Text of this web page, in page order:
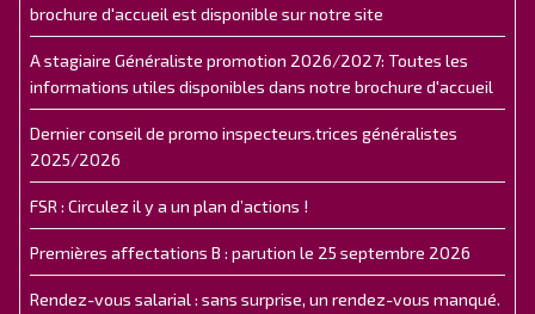
brochure d'accueil est disponible sur notre site
A stagiaire Généraliste promotion 2026/2027: Toutes les
informations utiles disponibles dans notre brochure d'accueil
Dernier conseil de promo inspecteurs.trices généralistes
2025/2026
FSR : Circulez il y a un plan d’actions !
Premières affectations B : parution le 25 septembre 2026
Rendez-vous salarial : sans surprise, un rendez-vous manqué.